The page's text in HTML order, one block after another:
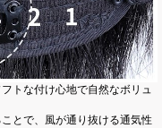
トな付け心地で自然なボリュ
とで、風が通り抜ける通気性